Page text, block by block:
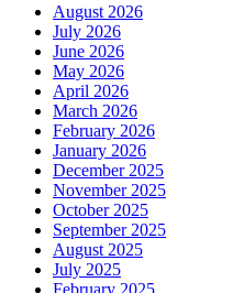
August 2026
July 2026
June 2026
May 2026
April 2026
March 2026
February 2026
January 2026
December 2025
November 2025
October 2025
September 2025
August 2025
July 2025
February 2025